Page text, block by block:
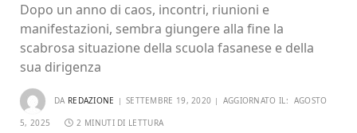
Dopo un anno di caos, incontri, riunioni e
manifestazioni, sembra giungere alla fine la
scabrosa situazione della scuola fasanese e della
sua dirigenza
DA REDAZIONE SETTEMBRE 19, 2020 AGGIORNATO IL: AGOSTO
5, 2025 2 MINUTI DI LETTURA